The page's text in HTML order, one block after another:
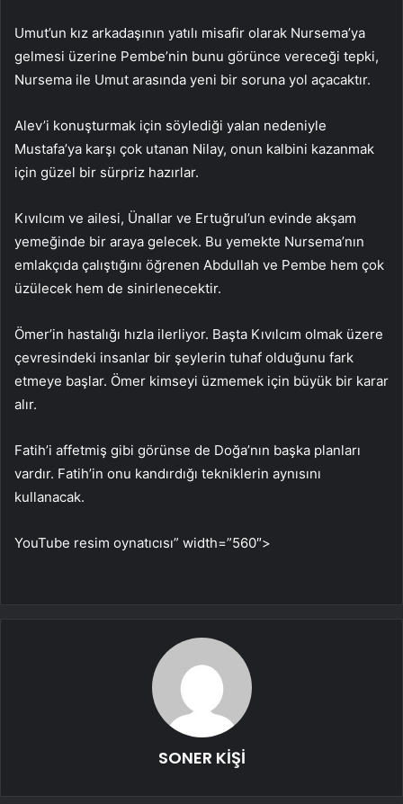
Umut’un kız arkadaşının yatılı misafir olarak Nursema’ya
gelmesi üzerine Pembe’nin bunu görünce vereceği tepki,
Nursema ile Umut arasında yeni bir soruna yol açacaktır.
Alev’i konuşturmak için söylediği yalan nedeniyle
Mustafa’ya karşı çok utanan Nilay, onun kalbini kazanmak
için güzel bir sürpriz hazırlar.
Kıvılcım ve ailesi, Ünallar ve Ertuğrul’un evinde akşam
yemeğinde bir araya gelecek. Bu yemekte Nursema’nın
emlakçıda çalıştığını öğrenen Abdullah ve Pembe hem çok
üzülecek hem de sinirlenecektir.
Ömer’in hastalığı hızla ilerliyor. Başta Kıvılcım olmak üzere
çevresindeki insanlar bir şeylerin tuhaf olduğunu fark
etmeye başlar. Ömer kimseyi üzmemek için büyük bir karar
alır.
Fatih’i affetmiş gibi görünse de Doğa’nın başka planları
vardır. Fatih’in onu kandırdığı tekniklerin aynısını
kullanacak.
YouTube resim oynatıcısı” width=”560″>
SONER KİŞİ